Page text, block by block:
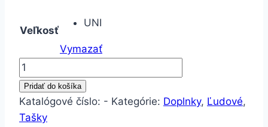
Veľkosť
UNI
Vymazať
množstvo
Bio
Taška
Ľudová
Pridať do košíka
Katalógové číslo: - Kategórie: Doplnky, Ľudové,
Tašky